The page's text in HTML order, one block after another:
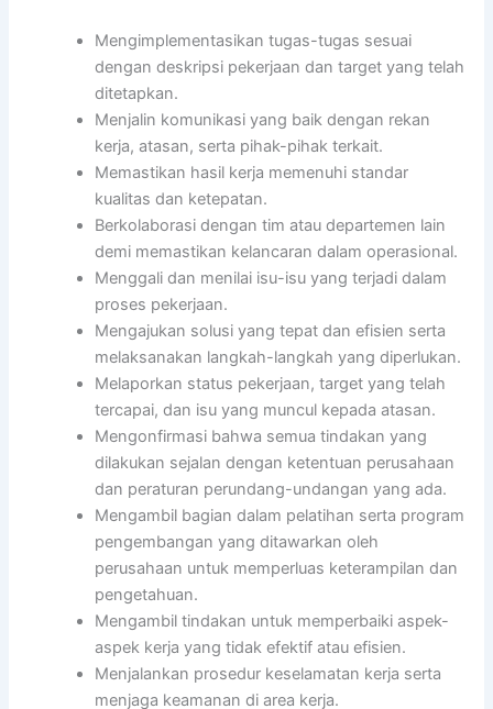
Mengimplementasikan tugas-tugas sesuai
dengan deskripsi pekerjaan dan target yang telah
ditetapkan.
Menjalin komunikasi yang baik dengan rekan
kerja, atasan, serta pihak-pihak terkait.
Memastikan hasil kerja memenuhi standar
kualitas dan ketepatan.
Berkolaborasi dengan tim atau departemen lain
demi memastikan kelancaran dalam operasional.
Menggali dan menilai isu-isu yang terjadi dalam
proses pekerjaan.
Mengajukan solusi yang tepat dan efisien serta
melaksanakan langkah-langkah yang diperlukan.
Melaporkan status pekerjaan, target yang telah
tercapai, dan isu yang muncul kepada atasan.
Mengonfirmasi bahwa semua tindakan yang
dilakukan sejalan dengan ketentuan perusahaan
dan peraturan perundang-undangan yang ada.
Mengambil bagian dalam pelatihan serta program
pengembangan yang ditawarkan oleh
perusahaan untuk memperluas keterampilan dan
pengetahuan.
Mengambil tindakan untuk memperbaiki aspek-
aspek kerja yang tidak efektif atau efisien.
Menjalankan prosedur keselamatan kerja serta
menjaga keamanan di area kerja.